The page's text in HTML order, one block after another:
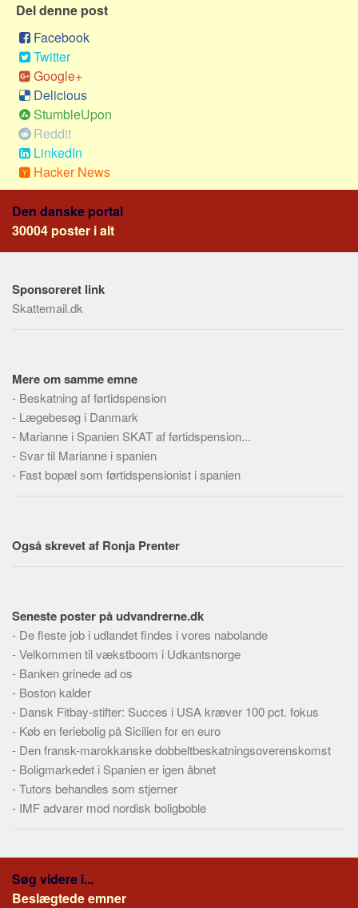
Nøgleord
Bolig
Job
Virksomhed
Investering
Pension og opsparing
Forbrug
Transport
Køb og salg
Skatter og afgifter
Statistik
Praktisk
Alle
Meta
Steder
Kilder
Om
Webstedet
Forhistorien
Redigering
Tekstannoncer
Bannere
Del denne post
Facebook
Twitter
Google+
Delicious
StumbleUpon
Reddit
LinkedIn
Hacker News
Den danske portal
30004 poster i alt
Sponsoreret link
Skattemail.dk
Mere om samme emne
- Beskatning af førtidspension
- Lægebesøg i Danmark
- Marianne i Spanien SKAT af førtidspension...
- Svar til Marianne i spanien
- Fast bopæl som førtidspensionist i spanien
Også skrevet af Ronja Prenter
Seneste poster på udvandrerne.dk
- De fleste job i udlandet findes i vores nabolande
-Velkommen til vækstboom i Udkantsnorge
- Banken grinede ad os
- Boston kalder
- Dansk Fitbay-stifter: Succes i USA kræver 100 pct. fokus
- Køb en feriebolig på Sicilien for en euro
- Den fransk-marokkanske dobbeltbeskatningsoverenskomst
- Boligmarkedet i Spanien er igen åbnet
-Tutors behandles som stjerner
- IMF advarer mod nordisk boligboble
Søg videre i...
Beslægtede emner